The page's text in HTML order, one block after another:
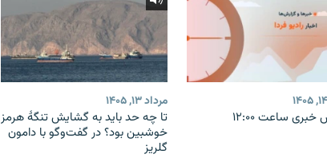
ساعت ۱۲:۰۰
مرداد ۱۳, ۱۴۰۵
تا چه حد باید به گشایش تنگهٔ هرمز
خوشبین بود؟ در گفت‌وگو با دامون
گلریز